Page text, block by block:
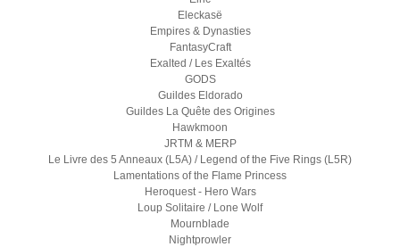
Eleckasë
Empires & Dynasties
FantasyCraft
Exalted / Les Exaltés
GODS
Guildes Eldorado
Guildes La Quête des Origines
Hawkmoon
JRTM & MERP
Le Livre des 5 Anneaux (L5A) / Legend of the Five Rings (L5R)
Lamentations of the Flame Princess
Heroquest - Hero Wars
Loup Solitaire / Lone Wolf
Mournblade
Nightprowler